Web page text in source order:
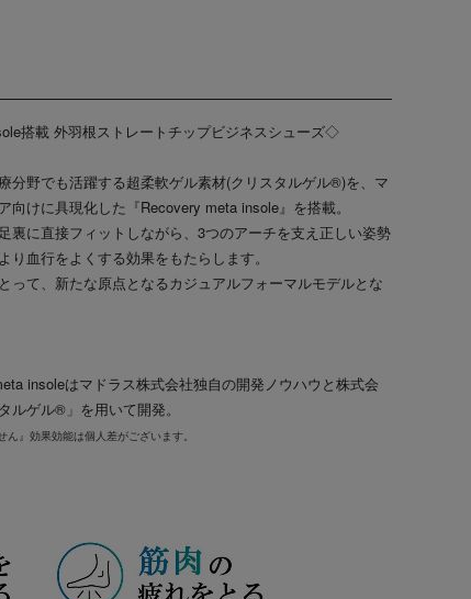
搭載 外羽根ストレートチップビジネスシューズ◇
分野でも活躍する超柔軟ゲル素材(クリスタルゲル®)を、マ
向けに具現化した『Recovery meta insole』を搭載。
裏に直接フィットしながら、3つのアーチを支え正しい姿勢
り血行をよくする効果をもたらします。
って、新たな原点となるカジュアルフォーマルモデルとな
insoleはマドラス株式会社独自の開発ノウハウと株式会
ルゲル®」を用いて開発。
』効果効能は個人差がございます。